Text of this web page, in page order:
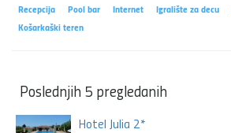
Recepcija Pool bar Internet Igralište za decu
Košarkaški teren
Poslednjih 5 pregledanih
Hotel Julia 2*